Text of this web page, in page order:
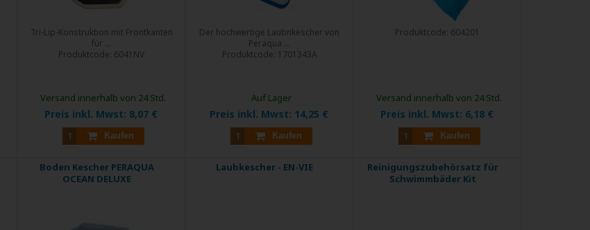
Tri-Lip-Konstruktion mit Frontkanten
für ...
Produktcode: 6041NV
Preis inkl. Mwst: 8,07 €
Kaufen
Versand innerhalb von 24 Std.
Der hochwertige Laubnkescher von
Peraqua ...
Produktcode: 1701343A
Preis inkl. Mwst: 14,25 €
Kaufen
Auf Lager
Produktcode: 604201
Preis inkl. Mwst: 6,18 €
Kaufen
Versand innerhalb von 24 Std.
Boden Kescher PERAQUA
OCEAN DELUXE
Laubkescher - EN-VIE
Reinigungszubehörsatz für
Schwimmbäder Kit